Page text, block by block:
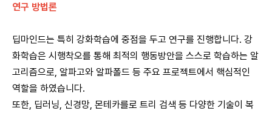
연구 방법론
딥마인드는 특히 강화학습에 중점을 두고 연구를 진행합니다. 강
화학습은 시행착오를 통해 최적의 행동방안을 스스로 학습하는 알
고리즘으로, 알파고와 알파폴드 등 주요 프로젝트에서 핵심적인
역할을 하였습니다.
또한, 딥러닝, 신경망, 몬테카를로 트리 검색 등 다양한 기술이 복